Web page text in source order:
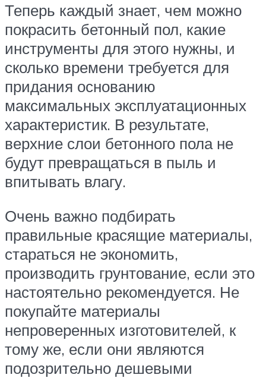
Теперь каждый знает, чем можно
покрасить бетонный пол, какие
инструменты для этого нужны, и
сколько времени требуется для
придания основанию
максимальных эксплуатационных
характеристик. В результате,
верхние слои бетонного пола не
будут превращаться в пыль и
впитывать влагу.
Очень важно подбирать
правильные красящие материалы,
стараться не экономить,
производить грунтование, если это
настоятельно рекомендуется. Не
покупайте материалы
непроверенных изготовителей, к
тому же, если они являются
подозрительно дешевыми